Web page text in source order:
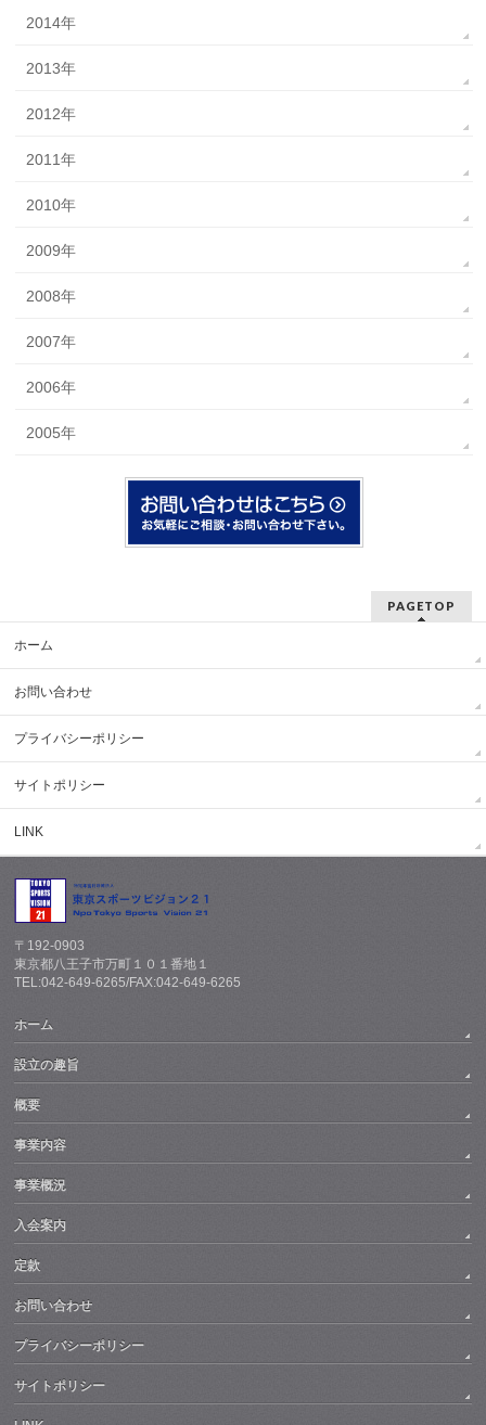
2014年
2013年
2012年
2011年
2010年
2009年
2008年
2007年
2006年
2005年
PAGETOP
ホーム
お問い合わせ
プライバシーポリシー
サイトポリシー
LINK
〒192-0903
東京都八王子市万町１０１番地１
TEL:042-649-6265/FAX:042-649-6265
ホーム
設立の趣旨
概要
事業内容
事業概況
入会案内
定款
お問い合わせ
プライバシーポリシー
サイトポリシー